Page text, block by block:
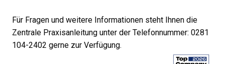
Für Fragen und weitere Informationen steht Ihnen die
Zentrale Praxisanleitung unter der Telefonnummer: 0281
104-2402 gerne zur Verfügung.